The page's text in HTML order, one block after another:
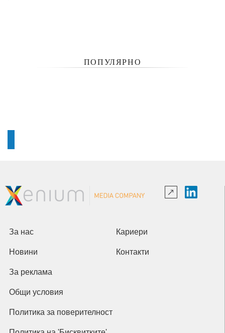
ПОПУЛЯРНО
За нас Кариери
Новини Контакти
За реклама
Общи условия
Политика за поверителност